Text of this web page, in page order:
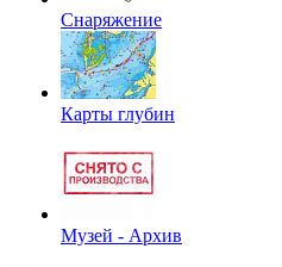
Снаряжение
Карты глубин
Музей - Архив